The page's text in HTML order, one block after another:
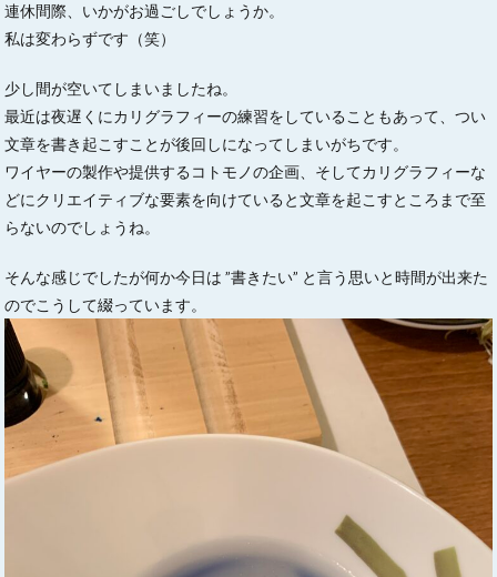
連休間際、いかがお過ごしでしょうか。
私は変わらずです（笑）
少し間が空いてしまいましたね。
最近は夜遅くにカリグラフィーの練習をしていることもあって、つい
文章を書き起こすことが後回しになってしまいがちです。
ワイヤーの製作や提供するコトモノの企画、そしてカリグラフィーな
どにクリエイティブな要素を向けていると文章を起こすところまで至
らないのでしょうね。
そんな感じでしたが何か今日は ”書きたい” と言う思いと時間が出来た
のでこうして綴っています。